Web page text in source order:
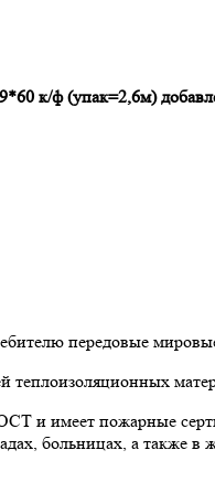
к/ф (упак=2,6м)
передовые
и имеет пожарные
больницах, а также